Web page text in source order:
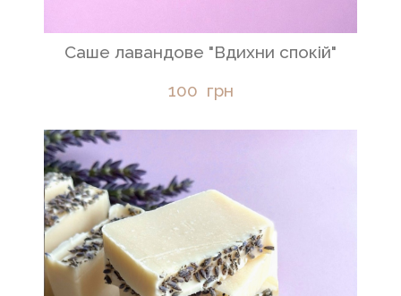
Саше лавандове "Вдихни спокій"
100  грн